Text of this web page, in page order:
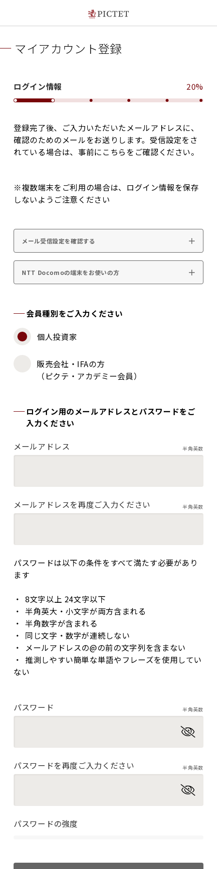
マイアカウント登録
ログイン情報 20%
登録完了後、ご入力いただいたメールアドレスに、
確認のためのメールをお送りします。受信設定をさ
れている場合は、事前にこちらをご確認ください。
※複数端末をご利用の場合は、ログイン情報を保存
しないようご注意ください
メール受信設定を確認する
NTT Docomoの端末をお使いの方
会員種別をご入力ください
個人投資家
販売会社・IFAの方
（ピクテ・アカデミー会員）
ログイン用のメールアドレスとパスワードをご
入力ください
メールアドレス
半角英数
メールアドレスを再度ご入力ください 半角英数
パスワードは以下の条件をすべて満たす必要があり
ます
8文字以上 24文字以下
半角英大・小文字が両方含まれる
半角数字が含まれる
同じ文字・数字が連続しない
メールアドレスの@の前の文字列を含まない
推測しやすい簡単な単語やフレーズを使用してい
ない
パスワード 半角英数
パスワードを再度ご入力ください 半角英数
パスワードの強度